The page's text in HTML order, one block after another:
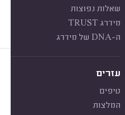
שאלות נפוצות
מידרג TRUST
ה-DNA של מידרג
עזרים
טיפים
המלצות